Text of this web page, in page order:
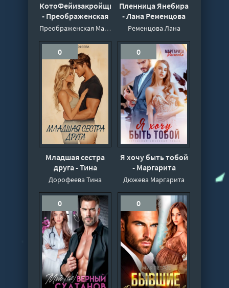
КотоФейизакройщицасудеб
- Преображенская
Маргарита
Преображенская Маргарита
Пленница Янебира
- Лана Ременцова
Ременцова Лана
0
Младшая сестра
друга - Тина
Дорофеева
Дорофеева Тина
0
Я хочу быть тобой
- Маргарита
Дюжева
Дюжева Маргарита
0 0